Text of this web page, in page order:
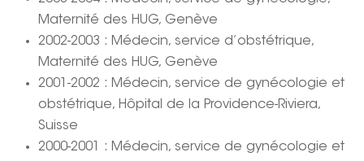
Maternité des HUG, Genève
2002-2003 : Médecin, service d’obstétrique,
Maternité des HUG, Genève
2001-2002 : Médecin, service de gynécologie et
obstétrique, Hôpital de la Providence-Riviera,
Suisse
2000-2001 : Médecin, service de gynécologie et